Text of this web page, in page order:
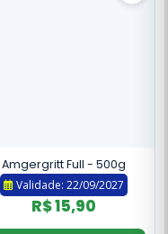
Amgergritt Full - 500g
Validade: 22/09/2027
R$ 15,90